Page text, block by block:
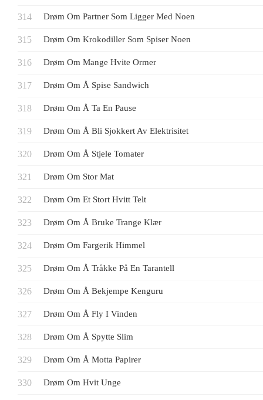
Drøm Om Partner Som Ligger Med Noen
Drøm Om Krokodiller Som Spiser Noen
Drøm Om Mange Hvite Ormer
Drøm Om Å Spise Sandwich
Drøm Om Å Ta En Pause
Drøm Om Å Bli Sjokkert Av Elektrisitet
Drøm Om Å Stjele Tomater
Drøm Om Stor Mat
Drøm Om Et Stort Hvitt Telt
Drøm Om Å Bruke Trange Klær
Drøm Om Fargerik Himmel
Drøm Om Å Tråkke På En Tarantell
Drøm Om Å Bekjempe Kenguru
Drøm Om Å Fly I Vinden
Drøm Om Å Spytte Slim
Drøm Om Å Motta Papirer
Drøm Om Hvit Unge